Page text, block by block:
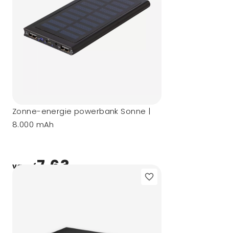
Zonne-energie powerbank Sonne |
8.000 mAh
vanaf7,63